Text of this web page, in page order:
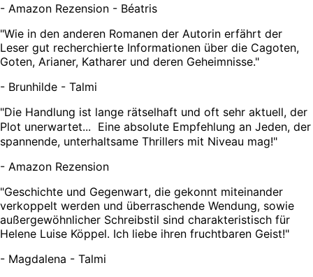
- Amazon Rezension - Béatris
"Wie in den anderen Romanen der Autorin erfährt der
Leser gut recherchierte Informationen über die Cagoten,
Goten, Arianer, Katharer und deren Geheimnisse."
- Brunhilde - Talmi
"Die Handlung ist lange rätselhaft und oft sehr aktuell, der
Plot unerwartet... Eine absolute Empfehlung an Jeden, der
spannende, unterhaltsame Thrillers mit Niveau mag!"
- Amazon Rezension
"Geschichte und Gegenwart, die gekonnt miteinander
verkoppelt werden und überraschende Wendung, sowie
außergewöhnlicher Schreibstil sind charakteristisch für
Helene Luise Köppel. Ich liebe ihren fruchtbaren Geist!"
- Magdalena - Talmi